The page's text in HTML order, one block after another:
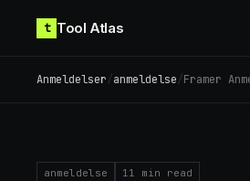
t Tool Atlas
Anmeldelser/anmeldelse/Framer
anmeldelse 11 min read